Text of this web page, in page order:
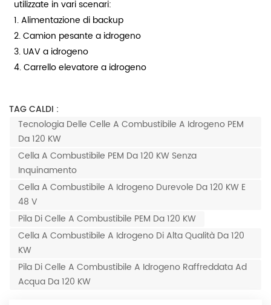
utilizzate in vari scenari:
1. Alimentazione di backup
2. Camion pesante a idrogeno
3. UAV a idrogeno
4. Carrello elevatore a idrogeno
TAG CALDI :
Tecnologia Delle Celle A Combustibile A Idrogeno PEM
Da 120 KW
Cella A Combustibile PEM Da 120 KW Senza
Inquinamento
Cella A Combustibile A Idrogeno Durevole Da 120 KW E
48 V
Pila Di Celle A Combustibile PEM Da 120 KW
Cella A Combustibile A Idrogeno Di Alta Qualità Da 120
KW
Pila Di Celle A Combustibile A Idrogeno Raffreddata Ad
Acqua Da 120 KW